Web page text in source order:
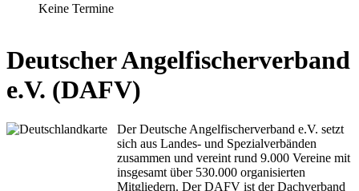
Keine Termine
Deutscher Angelfischerverband
e.V. (DAFV)
Der Deutsche Angelfischerverband e.V. setzt
sich aus Landes- und Spezialverbänden
zusammen und vereint rund 9.000 Vereine mit
insgesamt über 530.000 organisierten
Mitgliedern. Der DAFV ist der Dachverband